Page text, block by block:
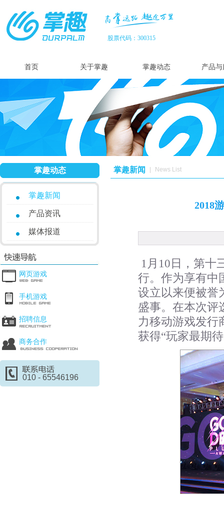
股票代码：300315
首页 关于掌趣 掌趣动态 产品与
掌趣动态
掌趣新闻
产品资讯
媒体报道
网页游戏
手机游戏
招聘信息
商务合作
010 - 65546196
掌趣新闻 News List
2018
1月10日，第十
行。作为享有中
设立以来便被誉
盛事。在本次评
力移动游戏发行
获得“玩家最期